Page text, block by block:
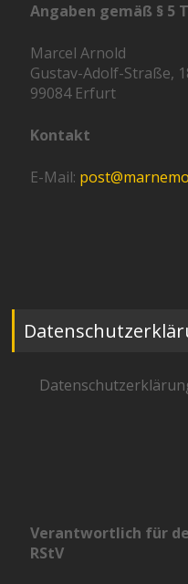
Angaben gemäß § 5
Marcel Arnold
Gustav-Adolf-Straße,
99084 Erfurt
Kontakt
E-Mail:
Verantwortlich für
RStV